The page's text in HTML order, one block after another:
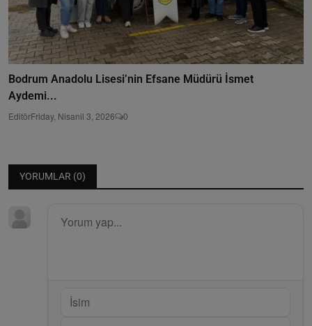
Bodrum Anadolu Lisesi’nin Efsane Müdürü İsmet
Aydemi...
EditörFriday, Nisanil 3, 2026 0
YORUMLAR (0)